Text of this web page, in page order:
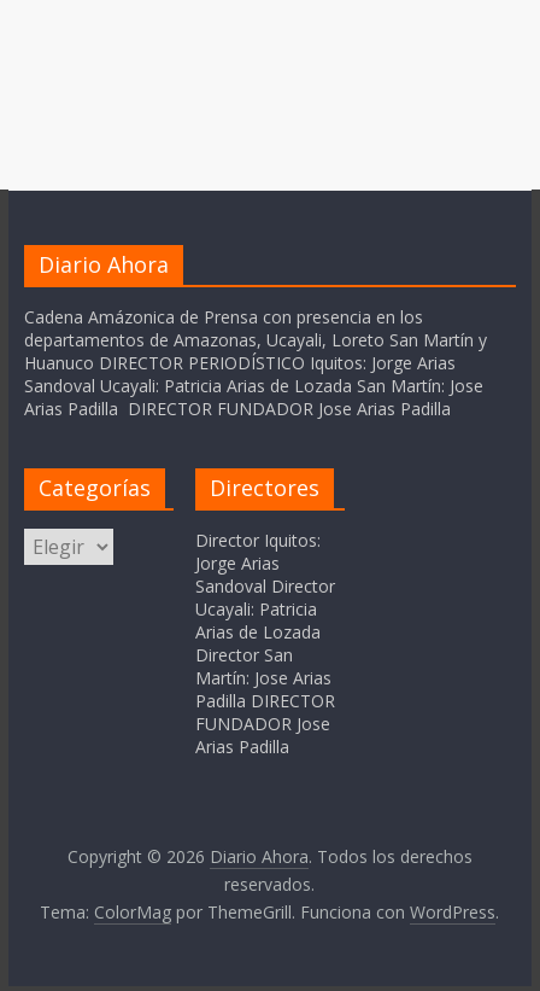
Diario Ahora
Cadena Amázonica de Prensa con presencia en los
departamentos de Amazonas, Ucayali, Loreto San Martín y
Huanuco DIRECTOR PERIODÍSTICO Iquitos: Jorge Arias
Sandoval Ucayali: Patricia Arias de Lozada San Martín: Jose
Arias Padilla DIRECTOR FUNDADOR Jose Arias Padilla
Categorías
Categorías
Directores
Director Iquitos:
Jorge Arias
Sandoval Director
Ucayali: Patricia
Arias de Lozada
Director San
Martín: Jose Arias
Padilla DIRECTOR
FUNDADOR Jose
Arias Padilla
Copyright © 2026 Diario Ahora. Todos los derechos
reservados.
Tema: ColorMag por ThemeGrill. Funciona conWordPress.